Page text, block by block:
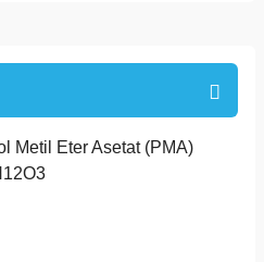
Metil Eter Asetat (PMA)